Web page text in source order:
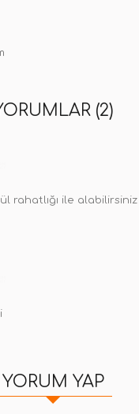
(2)
rahatlığı ile alabilirsiniz
YORUM YAP